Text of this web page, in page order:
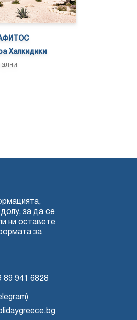
Халкидики
за да се
ни оставете
за
89 941 6828